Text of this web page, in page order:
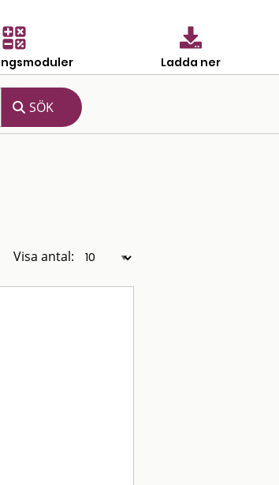
Ladda ner
Visa antal: